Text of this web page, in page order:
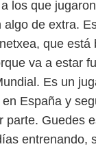
los que
algo de extra.
que está
va a estar
Es un
España y
parte. Guedes
entrenando,